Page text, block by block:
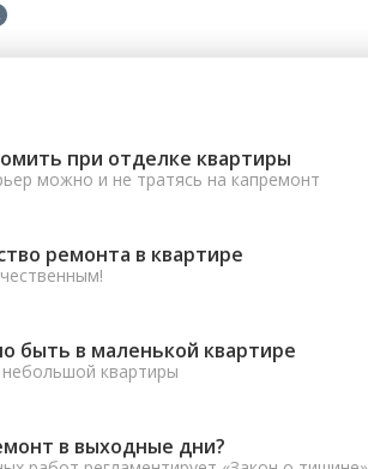
при отделке квартиры
можно и не тратясь на капремонт
ремонта в квартире
быть в маленькой квартире
квартиры
в выходные дни?